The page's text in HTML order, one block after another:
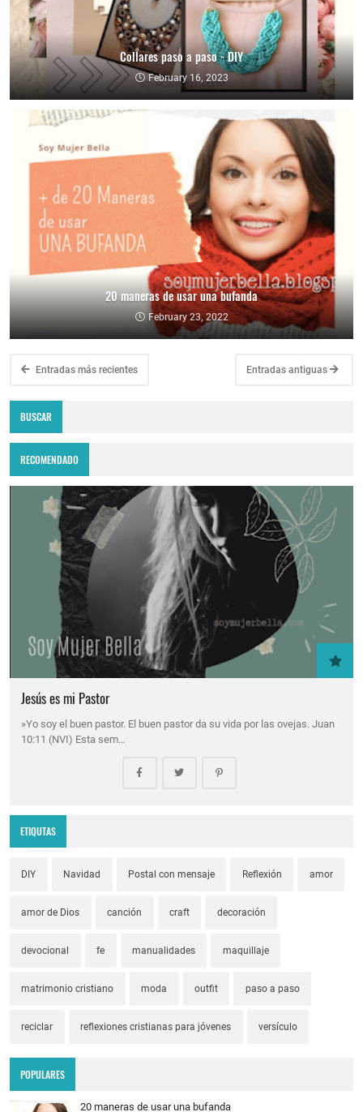
Collares paso a paso - DIY
February 16, 2023
20 maneras de usar una bufanda
February 23, 2022
Entradas más recientes Entradas antiguas
BUSCAR
RECOMENDADO
Jesús es mi Pastor
»Yo soy el buen pastor. El buen pastor da su vida por las ovejas. Juan
10:11 (NVI) Esta sem…
ETIQUTAS
DIY Navidad Postal con mensaje Reflexión amor
amor de Dios canción craft decoración
devocional fe manualidades maquillaje
matrimonio cristiano moda outfit paso a paso
reciclar reflexiones cristianas para jóvenes versículo
POPULARES
20 maneras de usar una bufanda